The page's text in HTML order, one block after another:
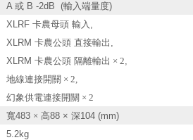
A 或 B -2dB (輸入端量度)
XLRF 卡農母頭 輸入,
XLRM 卡農公頭 直接輸出,
XLRM 卡農公頭 隔離輸出 × 2,
地線連接開關 × 2,
幻象供電連接開關 × 2
寬483 × 高88 × 深104 (mm)
5.2kg